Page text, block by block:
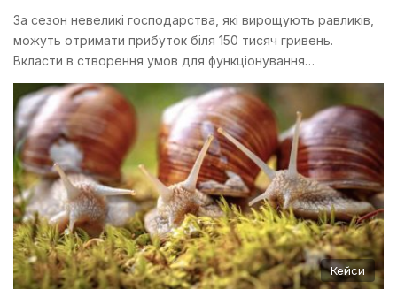
За сезон невеликі господарства, які вирощують равликів,
можуть отримати прибуток біля 150 тисяч гривень.
Вкласти в створення умов для функціонування…
Кейси